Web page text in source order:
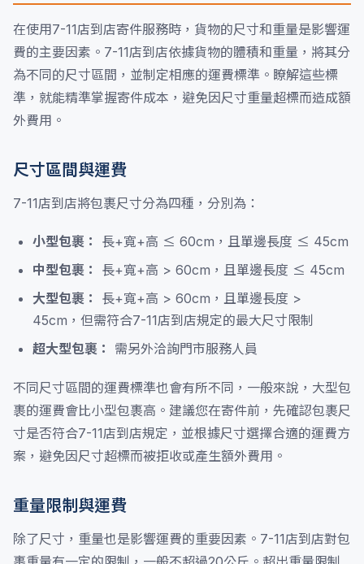
在使用7-11店到店寄件服務時，貨物的尺寸和重量是影響運
費的主要因素。7-11店到店依據貨物的體積和重量，將其分
為不同的尺寸區間，並制定相應的運費標準。瞭解這些標
準，就能精準掌握寄件成本，避免因尺寸重量超標而造成額
外費用。
尺寸區間與運費
7-11店到店將包裹尺寸分為四種，分別為：
小型包裹：
長+寬+高 ≤ 60cm，且單邊長度 ≤ 45cm
中型包裹：
長+寬+高 > 60cm，且單邊長度 ≤ 45cm
大型包裹：
長+寬+高 > 60cm，且單邊長度 >
45cm，但需符合7-11店到店規定的最大尺寸限制
超大型包裹：
需另外洽詢門市服務人員
不同尺寸區間的運費標準也會有所不同，一般來說，大型包
裹的運費會比小型包裹高。建議您在寄件前，先確認包裹尺
寸是否符合7-11店到店規定，並根據尺寸選擇合適的運費方
案，避免因尺寸超標而被拒收或產生額外費用。
重量限制與運費
除了尺寸，重量也是影響運費的重要因素。7-11店到店對包